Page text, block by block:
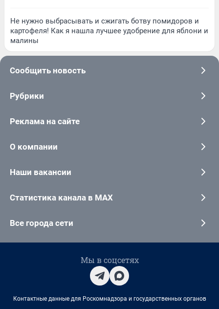
Не нужно выбрасывать и сжигать ботву помидоров и
картофеля! Как я нашла лучшее удобрение для яблони и
малины
Сообщить новость
Рубрики
Реклама на сайте
О компании
Наши вакансии
Статистика канала в MAX
Все города сети
Мы в соцсетях
Контактные данные для Роскомнадзора и государственных органов